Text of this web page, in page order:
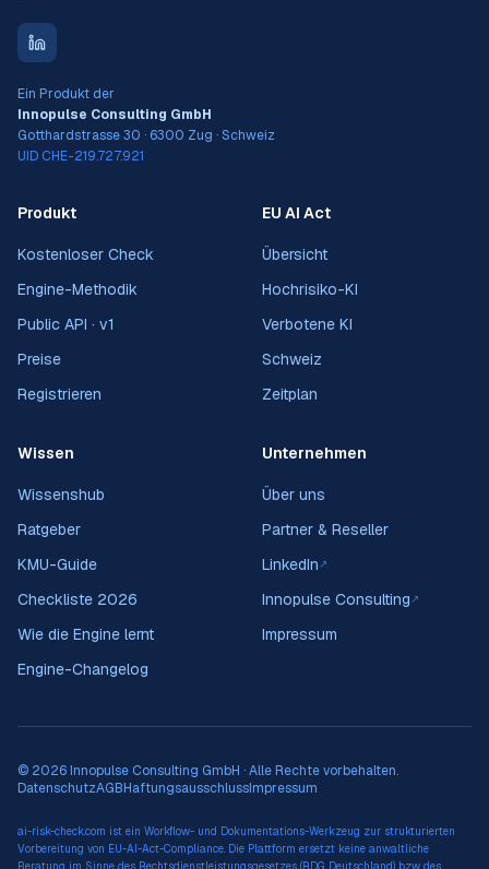
Ein Produkt der
Innopulse Consulting GmbH
Gotthardstrasse 30 · 6300 Zug · Schweiz
UID CHE-219.727.921
Produkt
Kostenloser Check
Engine-Methodik
Public API · v1
Preise
Registrieren
EU AI Act
Übersicht
Hochrisiko-KI
Verbotene KI
Schweiz
Zeitplan
Wissen
Wissenshub
Ratgeber
KMU-Guide
Checkliste 2026
Wie die Engine lernt
Engine-Changelog
Unternehmen
Über uns
Partner & Reseller
LinkedIn ↗
Innopulse Consulting ↗
Impressum
© 2026 Innopulse Consulting GmbH · Alle Rechte vorbehalten.
DatenschutzAGBHaftungsausschlussImpressum
ai-risk-check.com ist ein Workflow- und Dokumentations-Werkzeug zur strukturierten
Vorbereitung von EU-AI-Act-Compliance. Die Plattform ersetzt keine anwaltliche